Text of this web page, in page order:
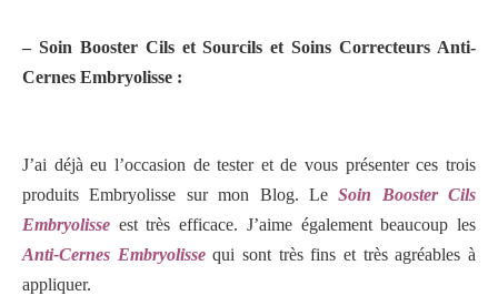
– Soin Booster Cils et Sourcils etSoins Correcteurs Anti-
Cernes Embryolisse :
J’ai déjà eu l’occasion de tester et de vous présenter ces trois
produits Embryolisse sur mon Blog. LeSoin Booster Cils
Embryolisse est très efficace. J’aime également beaucoup les
Anti-Cernes Embryolissequi sont très fins et très agréables à
appliquer.